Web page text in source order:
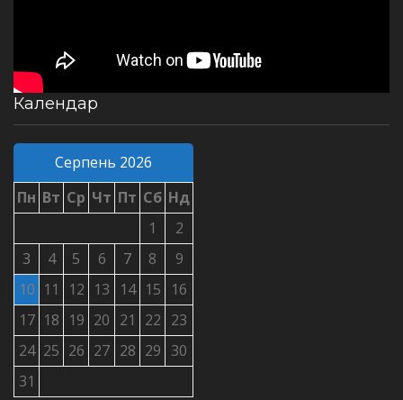
Календар
Серпень 2026
Пн Вт Ср Чт Пт Сб Нд
1
2
3
4 5 6 7 8
9
10 11 12 13 14 15
16
17 18 19 20 21 22 23
24 25 26 27 28 29 30
31